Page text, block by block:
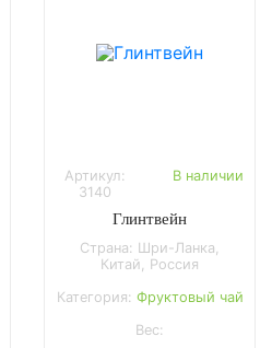
Артикул:
3140
В наличии
Глинтвейн
Страна: Шри-Ланка,
Китай, Россия
Категория: Фруктовый чай
Вес: